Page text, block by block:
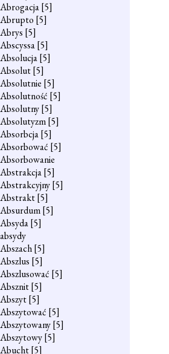
Abrogacja[5]
Abrupto [5]
Abrys [5]
Abscyssa[5]
Absolucja[5]
Absolut[5]
Absolutnie [5]
Absolutność [5]
Absolutny[5]
Absolutyzm[5]
Absorbcja[5]
Absorbować [5]
Absorbowanie
Abstrakcja[5]
Abstrakcyjny[5]
Abstrakt[5]
Absurdum[5]
Absyda[5]
absydy
Abszach[5]
Abszlus [5]
Abszlusować [5]
Absznit[5]
Abszyt[5]
Abszytować [5]
Abszytowany[5]
Abszytowy[5]
Abucht[5]